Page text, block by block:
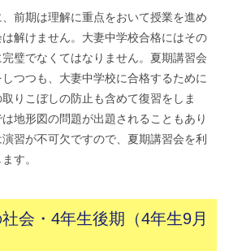
前期は理解に重点をおいて授業を進め
解けません。大妻中学校合格にはその
璧でなくてはなりません。夏期講習会
つつも、大妻中学校に合格するために
りこぼしの防止も含めて復習をしま
地形図の問題が出題されることもあり
習が不可欠ですので、夏期講習会を利
す。
会・4年生後期（4年生9月